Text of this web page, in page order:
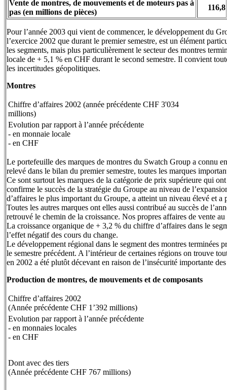
Vente de montres, de mouvements et de moteurs pas à
pas (en millions de pièces)
116,8
Pour l’année 2003 qui vient de commencer, le développement du
l’exercice 2002 que durant le premier semestre, est un élément
les segments, mais plus particulièrement le secteur des montres
locale de + 5,1 % en CHF durant le second semestre. Il convient
les incertitudes géopolitiques.
Montres
Chiffre d’affaires 2002 (année précédente CHF 3'034
millions)
Evolution par rapport à l’année précédente
- en monnaie locale
- en CHF
Le portefeuille des marques de montres du Swatch Group a connu
relevé dans le bilan du premier semestre, toutes les marques
Ce sont surtout les marques de la catégorie de prix supérieure qui
confirme le succès de la stratégie du Groupe au niveau de
d’affaires le plus important du Groupe, a atteint un niveau élevé et
Toutes les autres marques ont elles aussi contribué au succès de
retrouvé le chemin de la croissance. Nos propres affaires de vente
La croissance organique de + 3,2 % du chiffre d’affaires dans le
l’effet négatif des cours du change.
Le développement régional dans le segment des montres terminées
le semestre précédent. A l’intérieur de certaines régions on trouve
en 2002 a été plutôt décevant en raison de l’insécurité importante
Production de montres, de mouvements et de composants
Chiffre d’affaires 2002
(Année précédente CHF 1’392 millions)
Evolution par rapport à l’année précédente
- en monnaies locales
- en CHF
Dont avec des tiers
(Année précédente CHF 767 millions)